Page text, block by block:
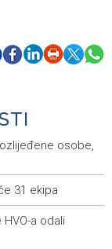
osobe,
31 ekipa
a odali